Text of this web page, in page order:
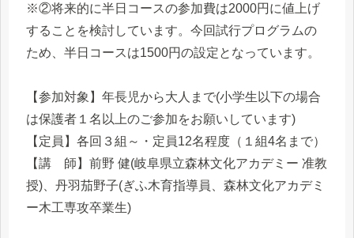
※②将来的に半日コースの参加費は2000円に値上げ
することを検討しています。今回試行プログラムの
ため、半日コースは1500円の設定となっています。
【参加対象】年長児から大人まで(小学生以下の場合
は保護者１名以上のご参加をお願いしています)
【定員】各回３組～・定員12名程度（１組4名まで）
【講 師】前野 健(岐阜県立森林文化アカデミー 准教
授)、丹羽茄野子(ぎふ木育指導員、森林文化アカデミ
ー木工専攻卒業生)